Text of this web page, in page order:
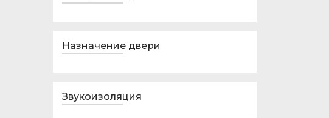
Назначение двери
Звукоизоляция